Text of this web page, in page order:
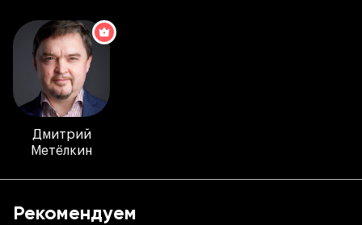
Дмитрий
Метёлкин
Рекомендуем